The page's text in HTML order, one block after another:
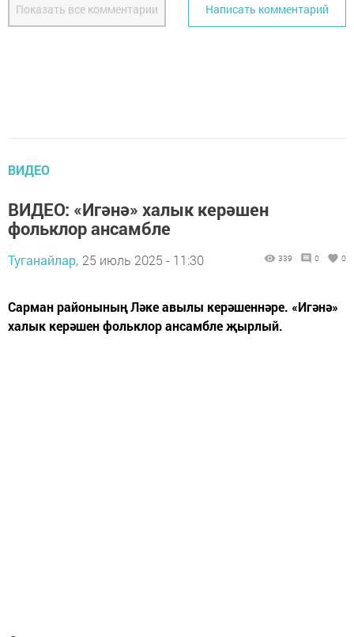
Показать все комментарии Написать комментарий
ВИДЕО
ВИДЕО: «Игәнә» халык керәшен
фольклор ансамбле
Туганайлар, 25 июль 2025 - 11:30 339 0 0
Сарман районының Ләке авылы керәшеннәре. «Игәнә»
халык керәшен фольклор ансамбле җырлый.